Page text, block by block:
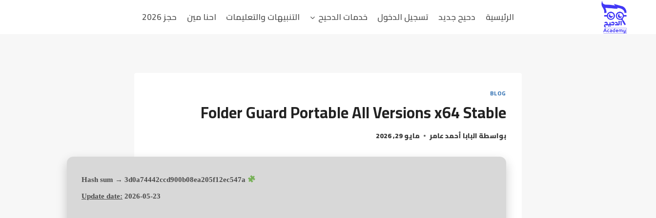
الرئيسية دحيح جديد تسجيل الدخول خدمات الدحيح التنبيهات والتعليمات احنا مين حجز 2026
BLOG
Folder Guard Portable All Versions x64 Stable
بواسطةالبابا أحمد عامر مايو 29, 2026
Update date: 2026-05-23